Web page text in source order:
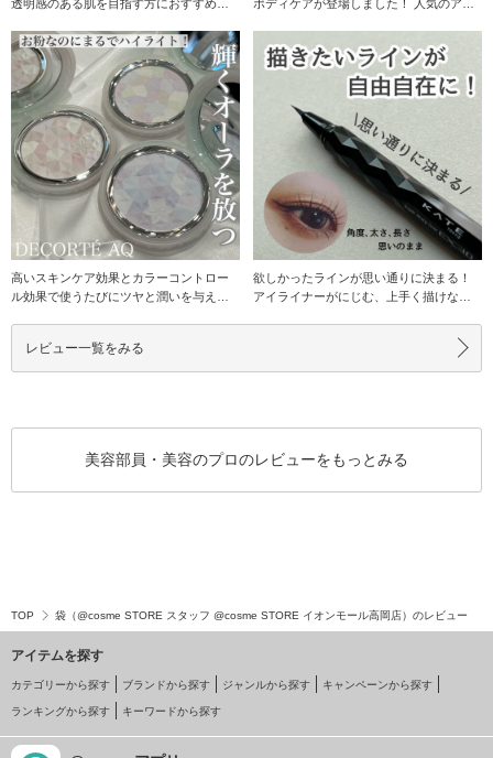
透明感のある肌を目指す方におすすめし
ボディケアが登場しました！ 人気のアイ
高いスキンケア効果とカラーコントロー
ル効果で使うたびにツヤと潤いを与える
欲しかったラインが思い通りに決まる！
アイライナーがにじむ、上手く描けな
レビュー一覧をみる
美容部員・美容のプロのレビューをもっとみる
TOP 袋（@cosme STORE スタッフ @cosme STORE イオンモール高岡店）のレビュー
アイテムを探す
カテゴリーから探す ブランドから探す ジャンルから探す キャンペーンから探す
ランキングから探す キーワードから探す